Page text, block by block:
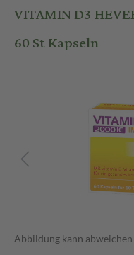
VITAMIN D3
60 St Kapseln
Abbildung kann abweichen